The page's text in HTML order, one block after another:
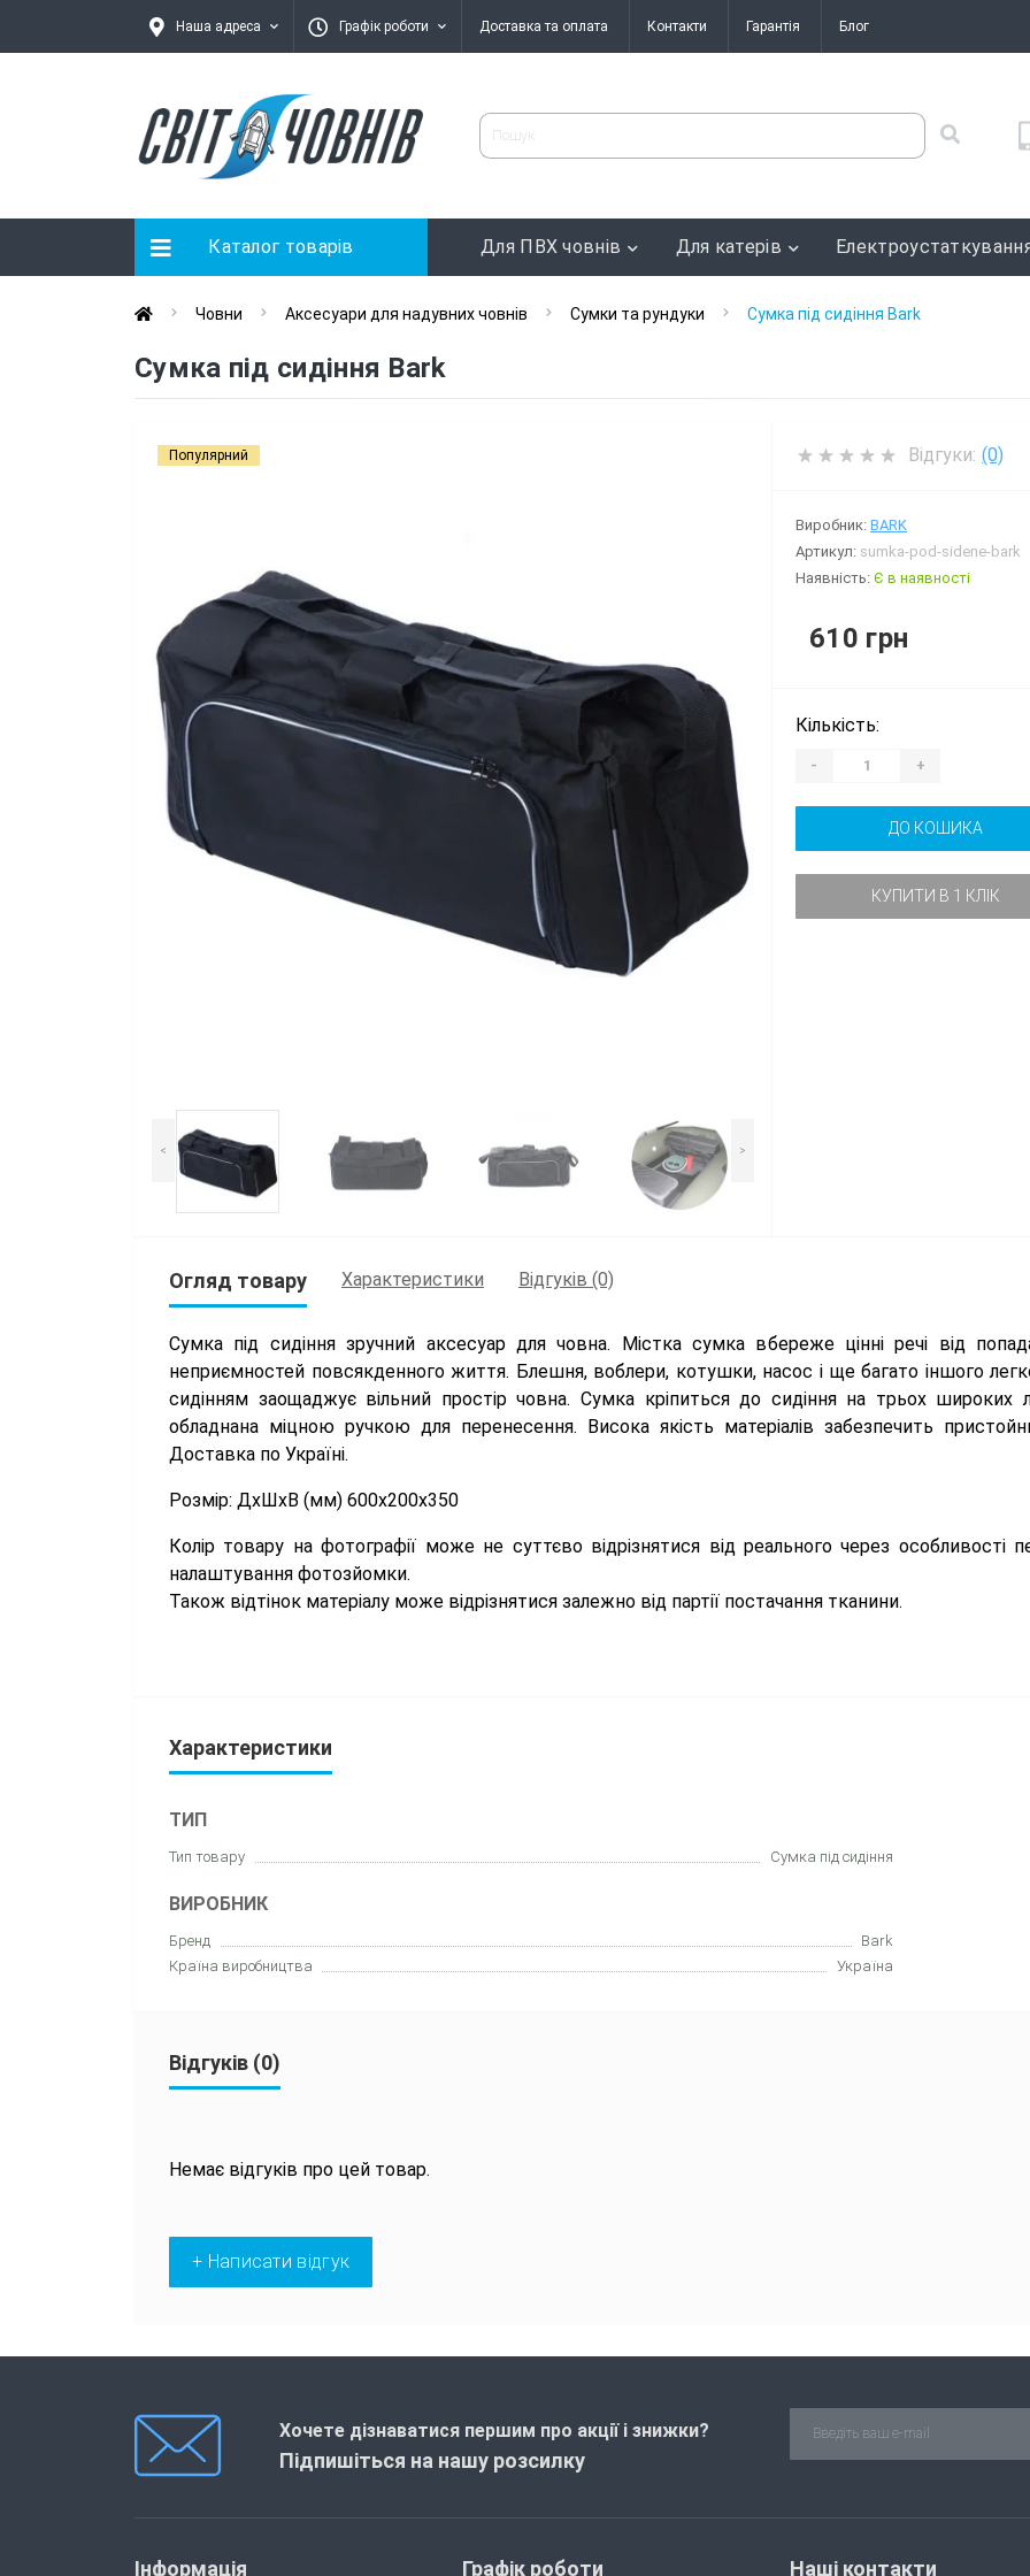
Наша адреса Графік роботи Доставка та оплата Контакти Гарантія Блог
Каталог товарів Для ПВХ човнів Для катерів
Човни Аксесуари для надувних човнів Сумки та рундуки Сумка під сидіння Bark
Сумка під сидіння Bark
Популярний
< >
Відгуки: (0)
Виробник: BARK
Артикул: sumka-pod-sidene-bark
Наявність: Є в наявності
610 грн
Кількість:
- +
ДО КОШИКА
КУПИТИ В 1 КЛІК
Огляд товару Характеристики Відгуків (0)
Сумка під сидіння зручний аксесуар для човна. Містка сумка вбереже цінні речі від
неприємностей повсякденного життя. Блешня, воблери, котушки, насос і ще багато іншого
сидінням заощаджує вільний простір човна. Сумка кріпиться до сидіння на трьох
обладнана міцною ручкою для перенесення. Висока якість матеріалів забезпечить
Доставка по Україні.
Розмір: ДхШхВ (мм) 600х200х350
Колір товару на фотографії може не суттєво відрізнятися від реального через особливості
налаштування фотозйомки.
Також відтінок матеріалу може відрізнятися залежно від партії постачання тканини.
Характеристики
ТИП
Тип товару Сумка під сидіння
ВИРОБНИК
Бренд
Bark
Країна виробництва
Україна
Відгуків (0)
Немає відгуків про цей товар.
+ Написати відгук
Хочете дізнаватися першим про акції і знижки?
Підпишіться на нашу розсилку
Інформація Графік роботи Наші контакти